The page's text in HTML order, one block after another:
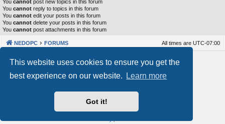
This website uses cookies to ensure you get the
best experience on our website.
Learn more
Got it!
You cannot post new topics in this forum
You cannot reply to topics in this forum
You cannot edit your posts in this forum
You cannot delete your posts in this forum
You cannot post attachments in this forum
NEDOPC FORUMS All times are UTC-07:00
Powered byphpBB® Forum Software © phpBB Limited
Our VPS Hosting By RimuHosting
This server is located in London data center
Server admin:mastodon.social/@Shaos